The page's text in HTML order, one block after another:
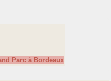
Parc à Bordeaux